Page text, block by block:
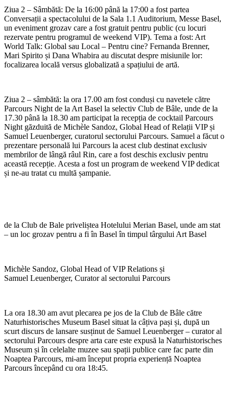
Ziua 2 – Sâmbătă: De la 16:00 până la 17:00 a fost partea
Conversații a spectacolului de la Sala 1.1 Auditorium, Messe Basel,
un eveniment grozav care a fost gratuit pentru public (cu locuri
rezervate pentru programul de weekend VIP). Tema a fost: Art
World Talk: Global sau Local – Pentru cine? Fernanda Brenner,
Mari Spirito și Dana Whabira au discutat despre misiunile lor:
focalizarea locală versus globalizată a spațiului de artă.
Ziua 2 – sâmbătă: la ora 17.00 am fost conduși cu navetele către
Parcours Night de la Art Basel la selectiv Club de Bâle, unde de la
17.30 până la 18.30 am participat la recepția de cocktail Parcours
Night găzduită de Michèle Sandoz, Global Head of Relații VIP și
Samuel Leuenberger, curatorul sectorului Parcours. Samuel a făcut o
prezentare personală lui Parcours la acest club destinat exclusiv
membrilor de lângă râul Rin, care a fost deschis exclusiv pentru
această recepție. Acesta a fost un program de weekend VIP dedicat
și ne-au tratat cu multă șampanie.
de la Club de Bale priveliștea Hotelului Merian Basel, unde am stat
– un loc grozav pentru a fi în Basel în timpul târgului Art Basel
Michèle Sandoz, Global Head of VIP Relations și
Samuel Leuenberger, Curator al sectorului Parcours
La ora 18.30 am avut plecarea pe jos de la Club de Bâle către
Naturhistorisches Museum Basel situat la câțiva pași și, după un
scurt discurs de lansare susținut de Samuel Leuenberger – curator al
sectorului Parcours despre arta care este expusă la Naturhistorisches
Museum și în celelalte muzee sau spații publice care fac parte din
Noaptea Parcours, mi-am început propria experiență Noaptea
Parcours începând cu ora 18:45.